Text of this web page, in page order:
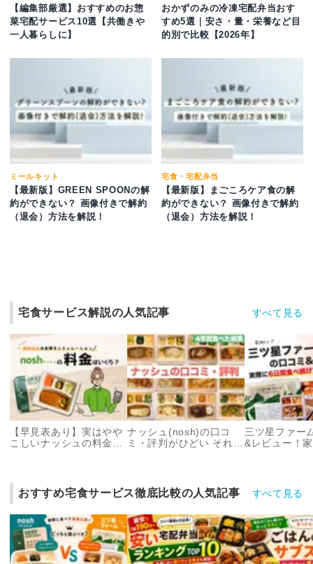
【編集部厳選】おすすめのお惣
菜宅配サービス10選【共働きや
一人暮らしに】
おかずのみの冷凍宅配弁当おす
すめ5選｜安さ・量・栄養など目
的別で比較【2026年】
ミールキット
【最新版】GREEN SPOONの解
約ができない？ 画像付きで解約
（退会）方法を解説！
宅食・宅配弁当
【最新版】まごころケア食の解
約ができない？ 画像付きで解約
（退会）方法を解説！
宅食サービス解説の人気記事 すべて見る
【早見表あり】実はやや
こしいナッシュの料金｜
ナッシュ(nosh)の口コ
ミ・評判がひどい それで
三ツ星ファー
&レビュー！
おすすめ宅食サービス徹底比較の人気記事 すべて見る